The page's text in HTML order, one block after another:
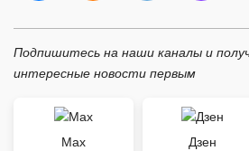
Подпишитесь на наши каналы и
интересные новости первым
Max Дзен